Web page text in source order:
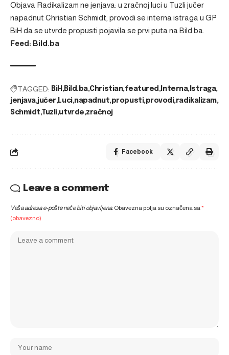
Objava Radikalizam ne jenjava: u zračnoj luci u Tuzli jučer
napadnut Christian Schmidt, provodi se interna istraga u GP
BiH da se utvrde propusti pojavila se prvi puta na Bild.ba
Feed: Bild.ba
TAGGED: BiH Bild.ba Christian featured Interna Istraga
jenjava jučer Luci napadnut propusti provodi radikalizam
Schmidt Tuzli utvrde zračnoj
Facebook
Leave a comment
Vaša adresa e-pošte neće biti objavljena. Obavezna polja su označena sa*
(obavezno)